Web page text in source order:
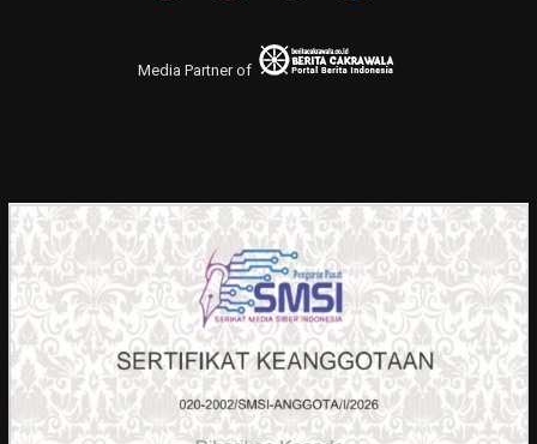
Media Partner of